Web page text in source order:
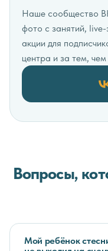
Наше сообщество
фото с занятий,
акции для
центра и за тем,
Вопросы,
Мой ребёнок